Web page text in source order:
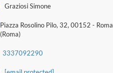
Graziosi Simone
Piazza Rosolino Pilo, 32, 00152 - Roma
(Roma)
3337092290